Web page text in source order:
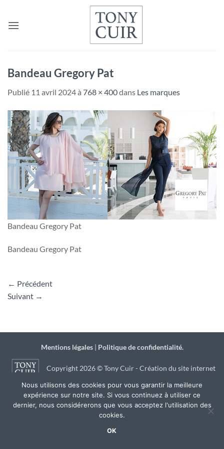
contenu
Bandeau Gregory Pat
Publié 11 avril 2024à 768 × 400dans Les marques
Bandeau Gregory Pat
Bandeau Gregory Pat
← Précédent
Suivant →
Mentions légales| Politique de confidentialité.
Copyright 2026 © Tony Cuir - Création du site internet
parJSB Communicationà Agen
Nous utilisons des cookies pour vous garantir la meilleure
expérience sur notre site. Si vous continuez à utiliser ce
dernier, nous considérerons que vous acceptez l'utilisation des
cookies.
OK